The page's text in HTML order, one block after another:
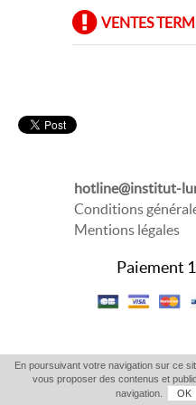
VENTES
hotline@institut-
Conditions
Mentions légales
Paiement
En poursuivant votre navigation sur ce
vous proposer des contenus et
navigation.
OK